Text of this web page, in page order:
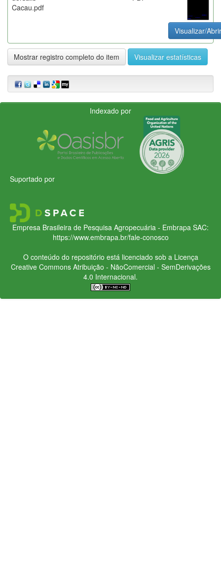
Cacau.pdf
Visualizar/Abrir
Mostrar registro completo do item Visualizar estatísticas
Indexado por
Suportado por
Empresa Brasileira de Pesquisa Agropecuária - Embrapa SAC:
https://www.embrapa.br/fale-conosco
O conteúdo do repositório está licenciado sob a Licença
Creative CommonsAtribuição - NãoComercial - SemDerivações
4.0 Internacional.